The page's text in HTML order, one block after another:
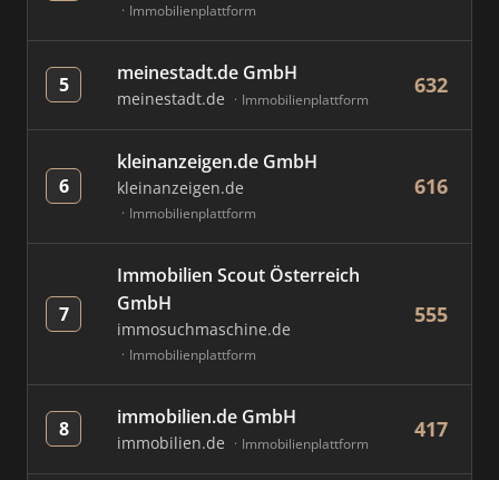
Immobilienplattform
5 meinestadt.de GmbH
meinestadt.de Immobilienplattform
632
6
kleinanzeigen.de GmbH
kleinanzeigen.de
Immobilienplattform
616
7
Immobilien Scout Österreich
GmbH
immosuchmaschine.de
Immobilienplattform
555
8 immobilien.de GmbH
immobilien.de Immobilienplattform
417